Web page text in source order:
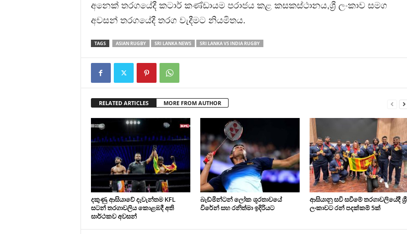
අනෙක් තරගයේදී කටාර් කණ්ඩායම පරාජය කළ කසකස්ථානය,ශ්‍රී ලංකාව සමග
අවසන් තරගයේදී තරග වැදීමට නියමිතය.
TAGS ASIAN RUGBY SRI LANKA NEWS SRI LANKA VS INDIA RUGBY
RELATED ARTICLES MORE FROM AUTHOR
දකුණු ආසියාවේ දැවැන්තම KFL
සටන් තරගාවලිය කොළඹදී අති
සාර්ථකව අවසන්
බැඩ්මින්ටන් ලෝක ශූරතාවයේ
විරේන් සහ රනිත්මා ඉදිරියට
ආසියානු සවි සවීමේ තරගාවලියේදී ශ්‍රී
ලංකාවට රන් පදක්කම් 5ක්